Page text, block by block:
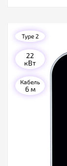
Type 2
22
кВт
Кабель
6 м